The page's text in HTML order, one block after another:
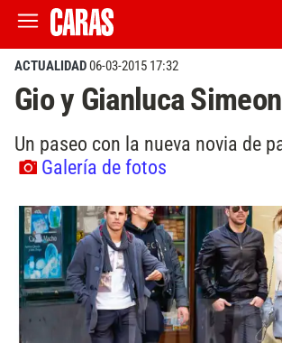
ACTUALIDAD06-03-2015 17:32
Gio y Gianluca
Un paseo con la nueva novia de
Galería de fotos